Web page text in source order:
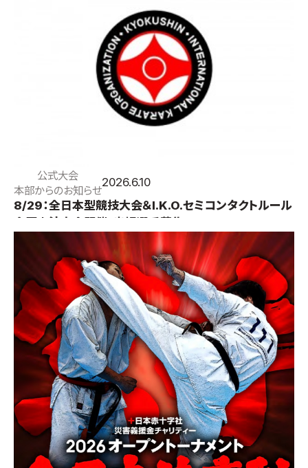
公式大会
本部からのお知らせ
2026.6.10
8/29：全日本型競技大会＆I.K.O.セミコンタクトルール